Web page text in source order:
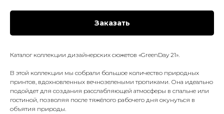
Заказать
Каталог коллекции дизайнерских сюжетов «GreenDay 21».
В этой коллекции мы собрали большое количество природных
принтов, вдохновленных вечнозелеными тропиками. Она идеально
подойдет для создания расслабляющей атмосферы в спальне или
гостиной, позволяя после тяжёлого рабочего дня окунуться в
объятия природы.